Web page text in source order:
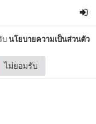
บนโยบายความเป็นส่วนตัว
ไม่ยอมรับ